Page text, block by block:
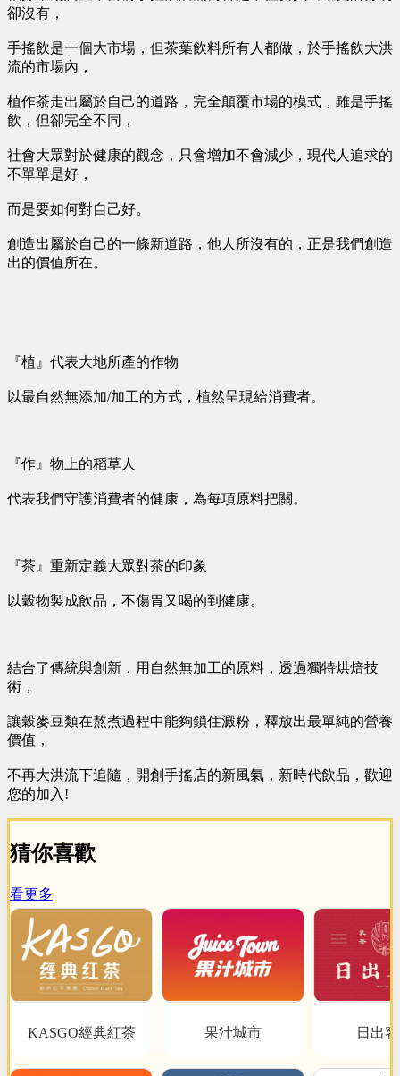
卻沒有，
手搖飲是一個大市場，但茶葉飲料所有人都做，於手搖飲大洪
流的市場內，
植作茶走出屬於自己的道路，完全顛覆市場的模式，雖是手搖
飲，但卻完全不同，
社會大眾對於健康的觀念，只會增加不會減少，現代人追求的
不單單是好，
而是要如何對自己好。
創造出屬於自己的一條新道路，他人所沒有的，正是我們創造
出的價值所在。
『植』代表大地所產的作物
以最自然無添加/加工的方式，植然呈現給消費者。
『作』物上的稻草人
代表我們守護消費者的健康，為每項原料把關。
『茶』重新定義大眾對茶的印象
以穀物製成飲品，不傷胃又喝的到健康。
結合了傳統與創新，用自然無加工的原料，透過獨特烘焙技
術，
讓穀麥豆類在熬煮過程中能夠鎖住澱粉，釋放出最單純的營養
價值，
不再大洪流下追隨，開創手搖店的新風氣，新時代飲品，歡迎
您的加入!
猜你喜歡
看更多
KASGO經典紅茶 果汁城市 日出